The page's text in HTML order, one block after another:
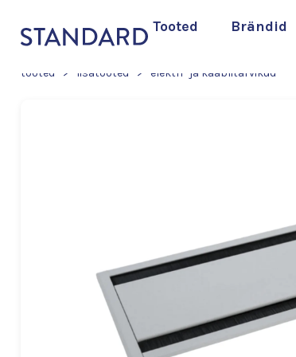
Tooted Brändid
tooted > lisatooted > elektri- ja kaablitarvikud